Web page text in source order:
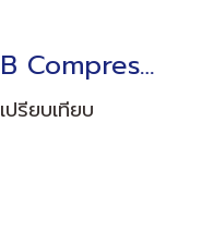
CLM-NB Compression, High performance 10kN ~ 500kN
เปรียบเทียบ